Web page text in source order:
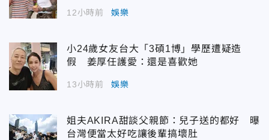
12小時前 娛樂
小24歲女友台大「3碩1博」學歷遭疑造
假 姜厚任護愛：還是喜歡她
13小時前 娛樂
姐夫AKIRA甜談父親節：兒子送的都好 曝
台灣便當太好吃讓後輩搞壞肚